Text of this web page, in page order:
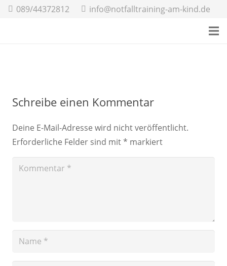
089/44372812 info@notfalltraining-am-kind.de
Schreibe einen Kommentar
Deine E-Mail-Adresse wird nicht veröffentlicht.
Erforderliche Felder sind mit* markiert